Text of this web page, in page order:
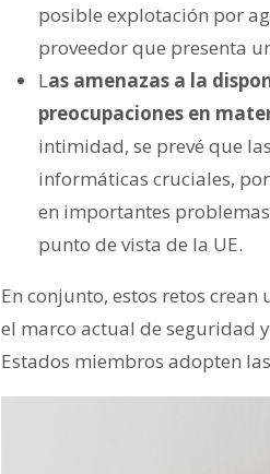
posible explotación por
proveedor que presenta
Las amenazas a la
preocupaciones en
intimidad, se prevé que
informáticas cruciales,
en importantes
punto de vista de la UE.
En conjunto, estos retos
el marco actual de seguridad
Estados miembros adopten